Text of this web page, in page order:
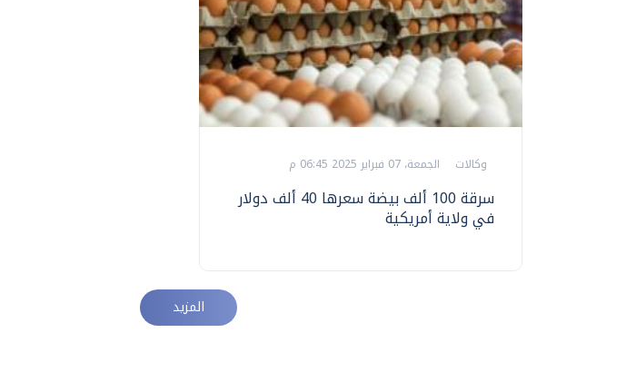
وكالات الجمعة، 07 فبراير 2025 06:45 م
سرقة 100 ألف بيضة سعرها 40 ألف دولار
في ولاية أمريكية
المزيد